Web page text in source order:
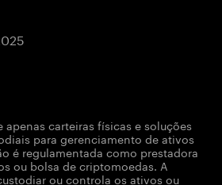
apenas carteiras físicas e soluções
para gerenciamento de ativos
é regulamentada como prestadora
ou bolsa de criptomoedas. A
ou controla os ativos ou